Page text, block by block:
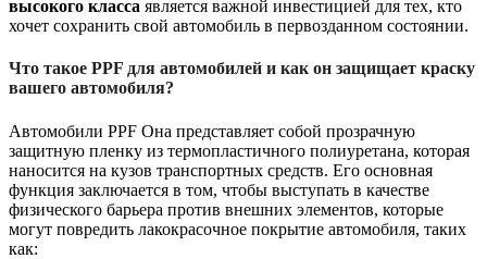
высокого класса является важной инвестицией для тех, кто
хочет сохранить свой автомобиль в первозданном состоянии.
Что такое PPF для автомобилей и как он защищает краску
вашего автомобиля?
Автомобили PPF Она представляет собой прозрачную
защитную пленку из термопластичного полиуретана, которая
наносится на кузов транспортных средств. Его основная
функция заключается в том, чтобы выступать в качестве
физического барьера против внешних элементов, которые
могут повредить лакокрасочное покрытие автомобиля, таких
как: